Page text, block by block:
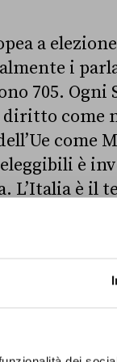
a
i
705. Ogni
diritto come
come
è
è il
dietro
elezioni di
però
Bassi,